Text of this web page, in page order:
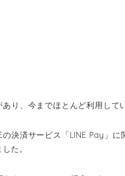
り、今までほとんど利用して
の決済サービス「LINE Pay」
た。